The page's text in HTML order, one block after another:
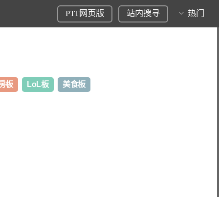
PTT网页版 站内搜寻 热门
板 LoL板 美食板